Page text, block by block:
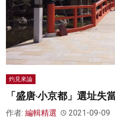
灼見來論
「盛唐‧小京都」選址失
作者: 編輯精選 2021-09-09